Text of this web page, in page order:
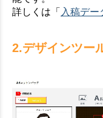
詳しくは「 入稿デー
2.デザインツー